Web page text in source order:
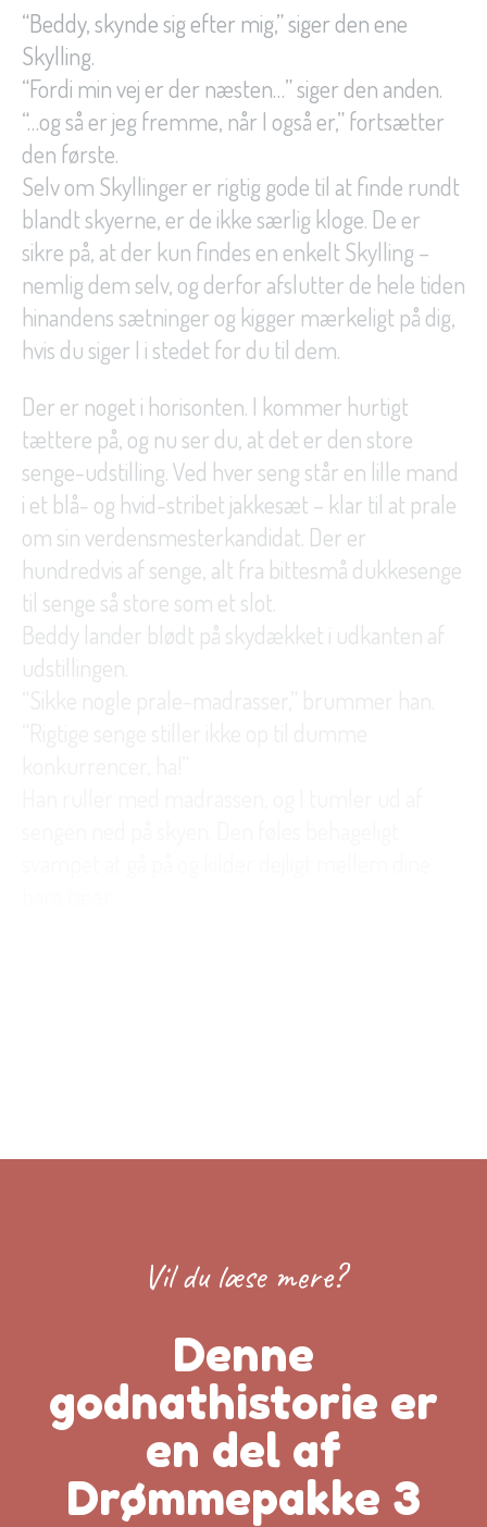
“Beddy, skynde sig efter mig,” siger den ene
Skylling.
“Fordi min vej er der næsten…” siger den anden.
“…og så er jeg fremme, når I også er,” fortsætter
den første.
Selv om Skyllinger er rigtig gode til at finde rundt
blandt skyerne, er de ikke særlig kloge. De er
sikre på, at der kun findes en enkelt Skylling –
nemlig dem selv, og derfor afslutter de hele tiden
hinandens sætninger og kigger mærkeligt på dig,
hvis du siger I i stedet for du til dem.
Der er noget i horisonten. I kommer hurtigt
tættere på, og nu ser du, at det er den store
senge-udstilling. Ved hver seng står en lille mand
i et blå- og hvid-stribet jakkesæt – klar til at prale
om sin verdensmesterkandidat. Der er
hundredvis af senge, alt fra bittesmå dukkesenge
til senge så store som et slot.
Beddy lander blødt på skydækket i udkanten af
udstillingen.
“Sikke nogle prale-madrasser,” brummer han.
Vil du læse mere?
Denne
godnathistorie er
en del af
Drømmepakke 3